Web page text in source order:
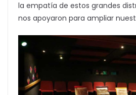
la empatía de estos grandes
nos apoyaron para ampliar